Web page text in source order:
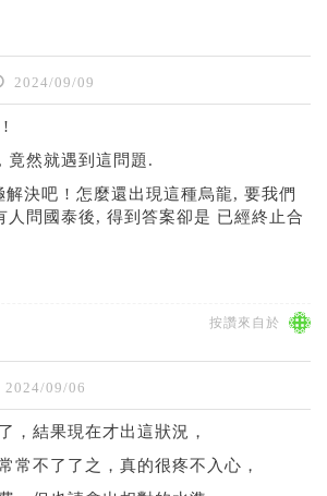
2024/09/09
!
竟然就遇到這問題.
解決吧 ! 怎麼還出現這種烏龍, 要我們
人問國泰後, 得到答案卻是 已經終止合
按讚來自於
2024/09/06
，結果現在才出這狀況，
常不了了之，真的很疼不入心，